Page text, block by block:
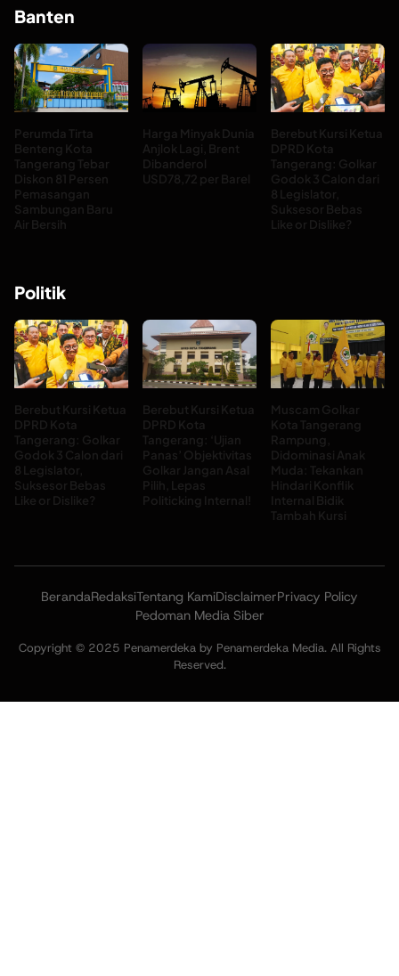
Banten
Perumda Tirta
Benteng Kota
Tangerang Tebar
Diskon 81 Persen
Pemasangan
Sambungan Baru
Air Bersih
Harga Minyak Dunia
Anjlok Lagi, Brent
Dibanderol
USD78,72 per Barel
Berebut Kursi Ketua
DPRD Kota
Tangerang: Golkar
Godok 3 Calon dari
8 Legislator,
Suksesor Bebas
Like or Dislike?
Politik
Berebut Kursi Ketua
DPRD Kota
Tangerang: Golkar
Godok 3 Calon dari
8 Legislator,
Suksesor Bebas
Like or Dislike?
Berebut Kursi Ketua
DPRD Kota
Tangerang: ‘Ujian
Panas’ Objektivitas
Golkar Jangan Asal
Pilih, Lepas
Politicking Internal!
Muscam Golkar
Kota Tangerang
Rampung,
Didominasi Anak
Muda: Tekankan
Hindari Konflik
Internal Bidik
Tambah Kursi
BerandaRedaksiTentang KamiDisclaimerPrivacy Policy
Pedoman Media Siber
Copyright © 2025 Penamerdeka by Penamerdeka Media. All Rights
Reserved.